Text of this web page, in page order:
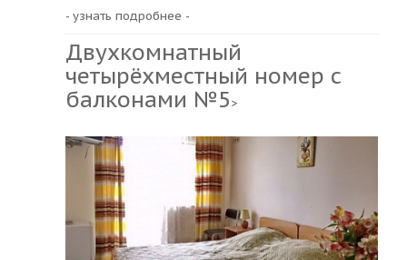
- узнать подробнее -
Двухкомнатный
четырёхместный номер с
балконами №5>